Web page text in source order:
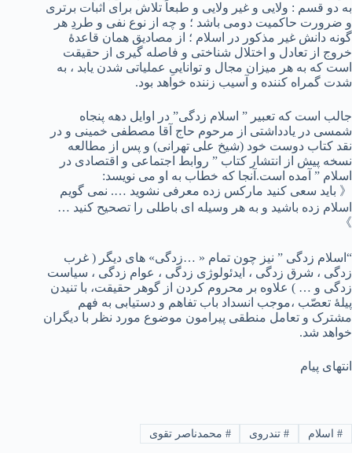
به دو قسم : ولایی و غیر ولایی و طبعاً تلاش برای اثبات برتری
و ضرورت حاکمیت دومی باشد ؛ و چه از نوع نفی و طردِ هر
گونه دانش غیر مذکور در اسلام ؛ از مصادیق همان قاعدۀ
خروج از تعادل و اختلال شناختی و فاصله گیری از حقیقت
است که به هر میزان مجال و تواناییِ عملیاتی شدن یابد ، به
شدت گمراه کننده و آسیب زننده خواهد بود.
جالب است که تعبیر ” اسلام زدگی” در اوایل دهه پنجاه
شمسی در یادداشتی از مرحوم حاج آقا مصطفی خمینی و در
نقد کتاب دوست خود (شیخ علی تهرانی) و پس از مطالعه
نسخه پیش از انتشار کتاب ” روابط اجتماعی و اقتصادی در
اسلام ” آمده است.آنجا که خطاب به او می نویسد:
《 باید سعی کنید مارکس زده معرفی نشوید …. نمی گویم
اسلام زده باشید و به هر وسیله ای باطلی را تصحیح کنید …
》
“اسلام زدگی ” نیز چون تمام « …زدگی» های دیگر ( غرب
زدگی ، شرق زدگی ، ایدئولوژی زدگی ، عوام زدگی ، سیاست
زدگی و … ) علاوه بر محروم کردن از گوهر حقیقت، با تنیدن
پیلۀ تعصّب ،موجب انسداد باب تفاهم و دستیابی به فهم
مشترک و تعامل منطقی پیرامون موضوع مورد نظر با دیگران
خواهد شد.
انتهای پیام
#اسلام #تندروی # محمدناصر تقوی